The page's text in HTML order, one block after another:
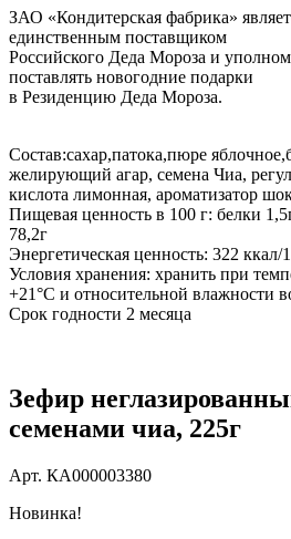
ЗАО «Кондитерская фабрика»
единственным поставщиком
Российского Деда Мороза и
поставлять новогодние подарки
в Резиденцию Деда Мороза.
Состав:сахар,патока,пюре
желирующий агар, семена Чиа,
кислота лимонная, ароматизатор
Пищевая ценность в 100 г: белки
78,2г
Энергетическая ценность: 322
Условия хранения: хранить при
+21°С и относительной влажности
Срок годности 2 месяца
Зефир
семенами чиа, 225г
Арт. КА000003380
Новинка!